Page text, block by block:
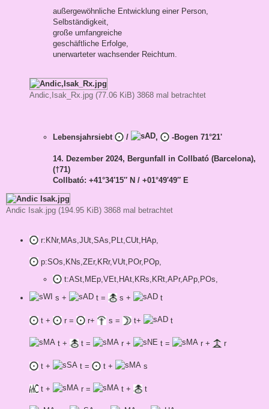
außergewöhnliche Entwicklung einer Person,
Selbständigkeit,
große umfangreiche
geschäftliche Erfolge,
unerwarteter wachsender Reichtum.
Andic,Isak_Rx.jpg (77.06 KiB) 3868 mal betrachtet
Lebensjahrsiebt / , -Bogen 71°21'
14. Dezember 2024, Bergunfall in Collbató (Barcelona),
(†71)
Collbató: +41°34′15″ N / +01°49′49″ E
Andic Isak.jpg (194.95 KiB) 3868 mal betrachtet
r:KNr,MAs,JUt,SAs,PLt,CUt,HAp,
p:SOs,KNs,ZEr,KRr,VUt,POr,POp,
t:ASt,MEp,VEt,HAt,KRs,KRt,APr,APp,POs,
s + t = s + t
t + r = r+ s = t+ t
t + t = r + t = r + r
t + t = t + s
t + r = t + t